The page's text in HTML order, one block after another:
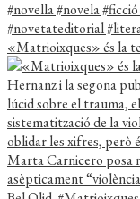
«Matrioixques» és la